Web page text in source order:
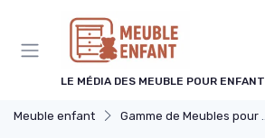
LE MÉDIA DES MEUBLE POUR ENFANT
Meuble enfant Gamme de Meubles pour Enfants